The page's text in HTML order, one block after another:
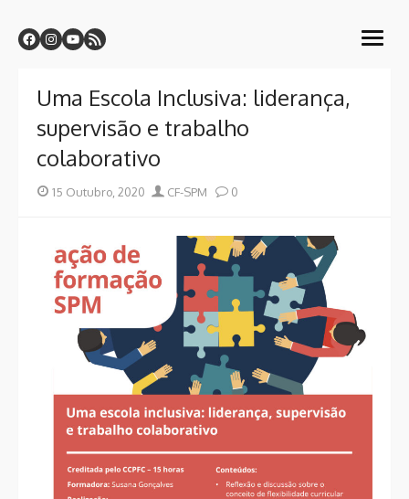
to
content
Centro de Formação CF-SPM
Sindicato dos Professores da Madeira
open
Uma Escola Inclusiva: liderança,
supervisão e trabalho
colaborativo
Posted
15 Outubro, 2020 Author
CF-SPM 0